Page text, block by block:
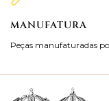
MANUFATURA
Peças manufaturadas